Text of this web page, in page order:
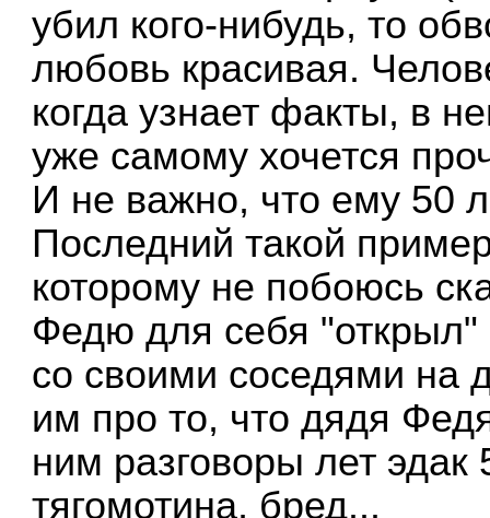
убил кого-нибудь, то
любовь красивая.
когда узнает факты, в
уже самому хочется
И не важно, что ему 50
Последний такой
которому не побоюсь
Федю для себя
со своими соседями на
им про то, что дядя
ним разговоры лет эдак
тягомотина, бред...